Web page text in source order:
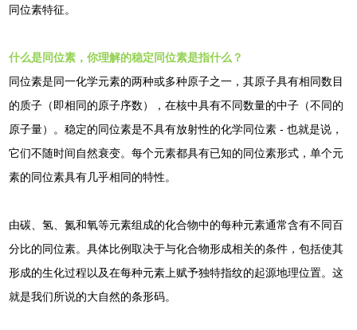
同位素特征。
什么是同位素，你理解的稳定同位素是指什么？
同位素是同一化学元素的两种或多种原子之一，其原子具有相同数目
的质子（即相同的原子序数），在核中具有不同数量的中子（不同的
原子量）。稳定的同位素是不具有放射性的化学同位素 - 也就是说，
它们不随时间自然衰变。每个元素都具有已知的同位素形式，单个元
素的同位素具有几乎相同的特性。
由碳、氢、氮和氧等元素组成的化合物中的每种元素通常含有不同百
分比的同位素。具体比例取决于与化合物形成相关的条件，包括使其
形成的生化过程以及在每种元素上赋予独特指纹的起源地理位置。这
就是我们所说的大自然的条形码。